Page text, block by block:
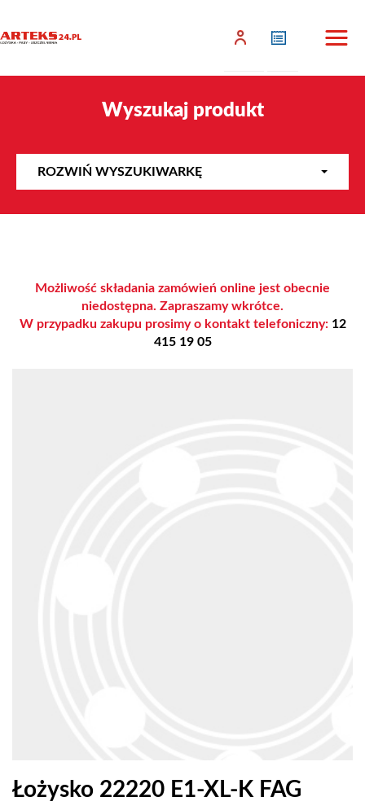
Wyszukaj produkt
ROZWIŃ WYSZUKIWARKĘ
Możliwość składania zamówień online jest obecnie
niedostępna. Zapraszamy wkrótce.
W przypadku zakupu prosimy o kontakt telefoniczny: 12
415 19 05
Łożysko 22220 E1-XL-K FAG